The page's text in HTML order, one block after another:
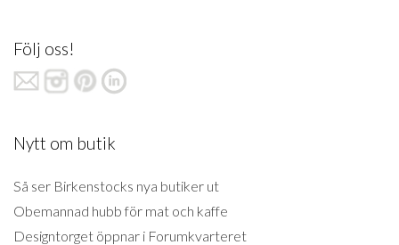
Följ oss!
Nytt om butik
Så ser Birkenstocks nya butiker ut
Obemannad hubb för mat och kaffe
Designtorget öppnar i Forumkvarteret